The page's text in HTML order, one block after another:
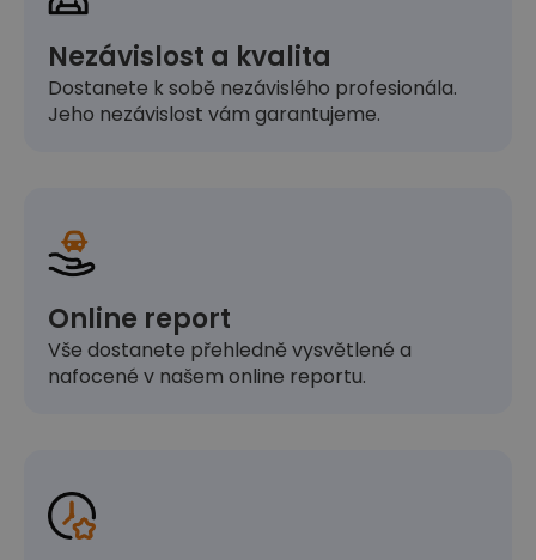
Nezávislost a kvalita
Dostanete k sobě nezávislého profesionála.
Jeho nezávislost vám garantujeme.
Online report
Vše dostanete přehledně vysvětlené a
nafocené v našem online reportu.